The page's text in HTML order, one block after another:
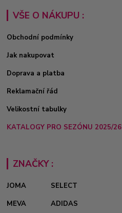
VŠE O NÁKUPU :
Obchodní podmínky
Jak nakupovat
Doprava a platba
Reklamační řád
Velikostní tabulky
KATALOGY PRO SEZÓNU 2025/26
ZNAČKY :
JOMA
SELECT
MEVA
ADIDAS